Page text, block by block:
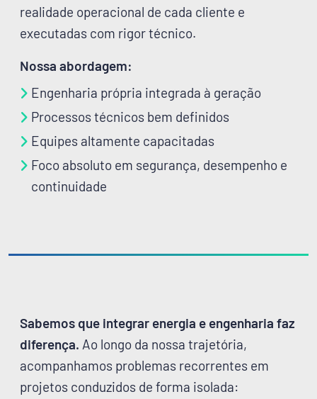
realidade operacional de cada cliente e
executadas com rigor técnico.
Nossa abordagem:
Engenharia própria integrada à geração
Processos técnicos bem definidos
Equipes altamente capacitadas
Foco absoluto em segurança, desempenho e
continuidade
Sabemos que integrar energia e engenharia faz
diferença. Ao longo da nossa trajetória,
acompanhamos problemas recorrentes em
projetos conduzidos de forma isolada: